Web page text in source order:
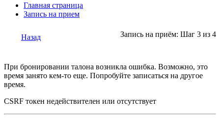
Главная страница
Запись на прием
Назад Запись на приём: Шаг 3 из 4
При бронировании талона возникла ошибка. Возможно, это
время занято кем-то еще. Попробуйте записаться на другое
время.
CSRF токен недействителен или отсутствует